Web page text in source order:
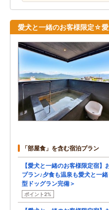
愛犬と一緒のお客様限定☆
「部屋食」を含む宿泊プラン
【愛犬と一緒のお客様限定宿】
プラン♪夕食も温泉も愛犬と一
型ドッグラン完備＞
ポイント2%